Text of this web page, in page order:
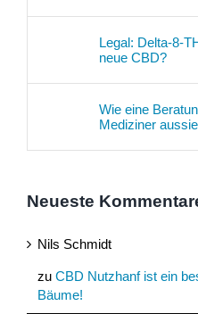
Legal: Delta-8-
neue CBD?
Wie eine
Mediziner
Neueste
Nils Schmidt
zu CBD Nutzhanf ist ein
Bäume!